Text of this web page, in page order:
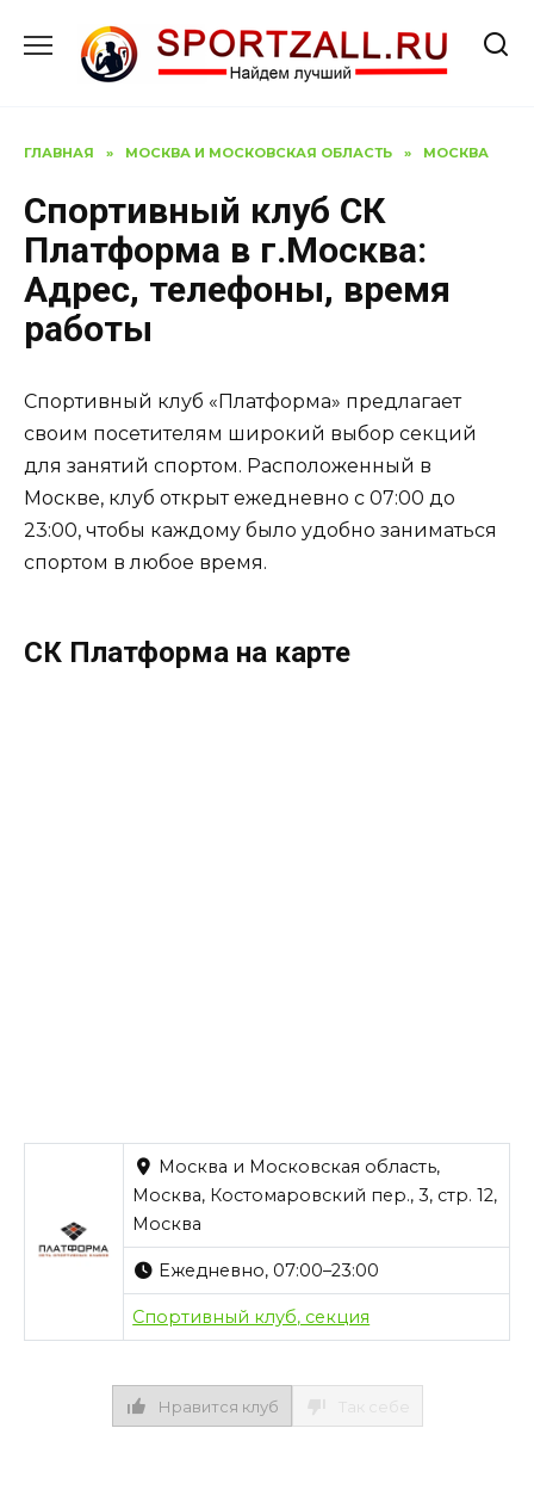
содержанию
ГЛАВНАЯ » МОСКВА И МОСКОВСКАЯ ОБЛАСТЬ » МОСКВА
Спортивный клуб СК
Платформа в г.Москва:
Адрес, телефоны, время
работы
Спортивный клуб «Платформа» предлагает
своим посетителям широкий выбор секций
для занятий спортом. Расположенный в
Москве, клуб открыт ежедневно с 07:00 до
23:00, чтобы каждому было удобно заниматься
спортом в любое время.
СК Платформа на карте
Москва и Московская область,
Москва, Костомаровский пер., 3, стр. 12,
Москва
Ежедневно, 07:00–23:00
Спортивный клуб, секция
Нравится клуб